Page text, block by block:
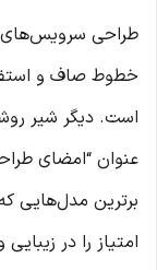
خطوط صاف و
است. دیگر شیر
عنوان “امضای
برترین مدل‌هایی
امتیاز را در